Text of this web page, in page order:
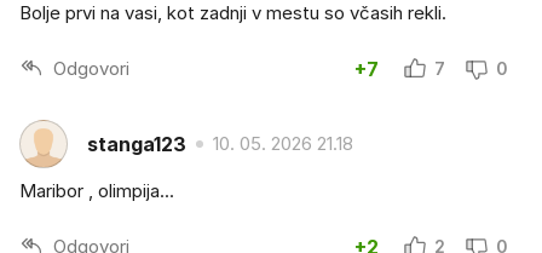
Bolje prvi na vasi, kot zadnji v mestu so včasih rekli.
Odgovori +7 7 0
stanga123 10. 05. 2026 21.18
Maribor , olimpija...
Odgovori +2 2 0